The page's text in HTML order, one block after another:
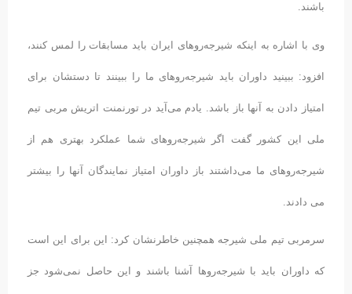
باشند.
وی با اشاره به اینکه شیرجه‌روهای ایران باید مسابقات را لمس کنند،
افزود: ببینید داوران باید شیرجه‌روهای ما را ببینند تا دستشان برای
امتیاز دادن به آنها باز باشد. یادم می‌آید در تورنمنت اتریش مربی تیم
ملی این کشور گفت اگر شیرجه‌روهای شما عملکرد بهتری هم از
شیرجه‌روهای ما می‌داشتند باز داوران امتیاز نمایندگان آنها را بیشتر
می دادند.
سرمربی تیم ملی شیرجه همچنین خاطرنشان کرد: این برای این است
که داوران باید با شیرجه‌روها آشنا باشند و این حاصل نمی‌شود جز